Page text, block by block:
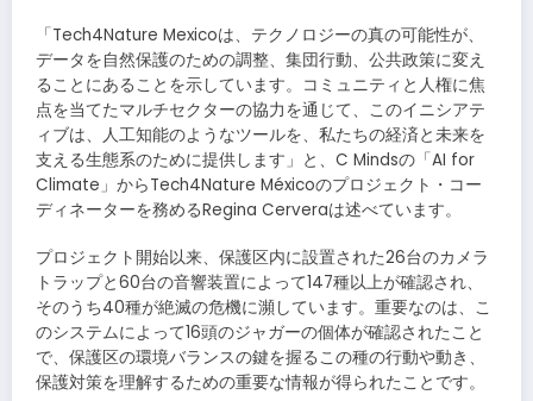
「Tech4Nature Mexicoは、テクノロジーの真の可能性が、
データを自然保護のための調整、集団行動、公共政策に変え
ることにあることを示しています。コミュニティと人権に焦
点を当てたマルチセクターの協力を通じて、このイニシアテ
ィブは、人工知能のようなツールを、私たちの経済と未来を
支える生態系のために提供します」と、C Mindsの「AI for
Climate」からTech4Nature Méxicoのプロジェクト・コー
ディネーターを務めるRegina Cerveraは述べています。
プロジェクト開始以来、保護区内に設置された26台のカメラ
トラップと60台の音響装置によって147種以上が確認され、
そのうち40種が絶滅の危機に瀕しています。重要なのは、こ
のシステムによって16頭のジャガーの個体が確認されたこと
で、保護区の環境バランスの鍵を握るこの種の行動や動き、
保護対策を理解するための重要な情報が得られたことです。